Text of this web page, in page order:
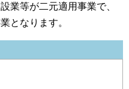
業等が二元適用事業で、
となります。